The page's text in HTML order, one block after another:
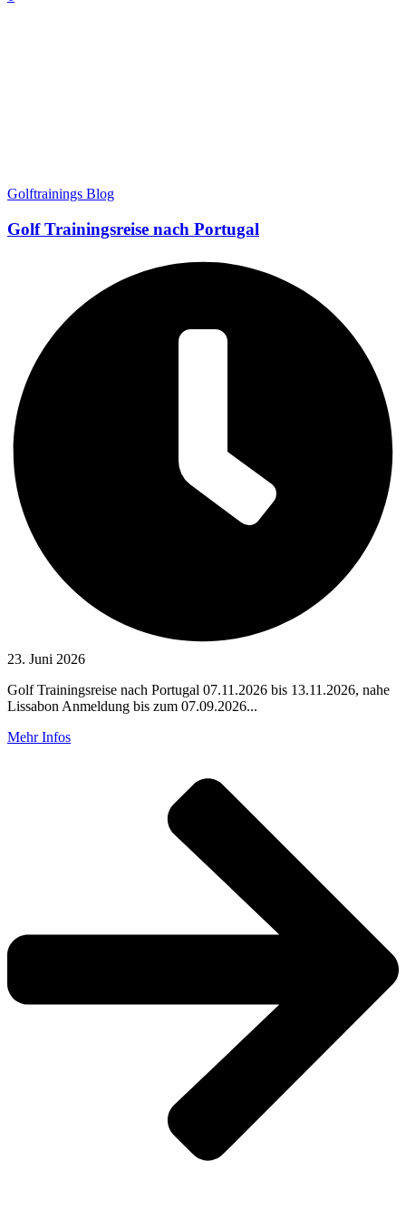
Golftrainings Blog
Golf Trainingsreise nach Portugal
23. Juni 2026
Golf Trainingsreise nach Portugal 07.11.2026 bis 13.11.2026, nahe
Lissabon Anmeldung bis zum 07.09.2026...
Mehr Infos